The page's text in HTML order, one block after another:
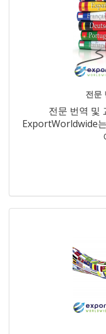
전문
전문 번역 및
ExportWorldwide